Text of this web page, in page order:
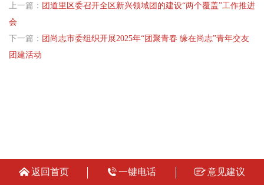
上一篇： 团道里区委召开全区新兴领域团的建设“两个覆盖”工作推进
会
下一篇： 团尚志市委组织开展2025年“团聚青春 缘在尚志”青年交友
团建活动
返回首页 一键电话 意见建议